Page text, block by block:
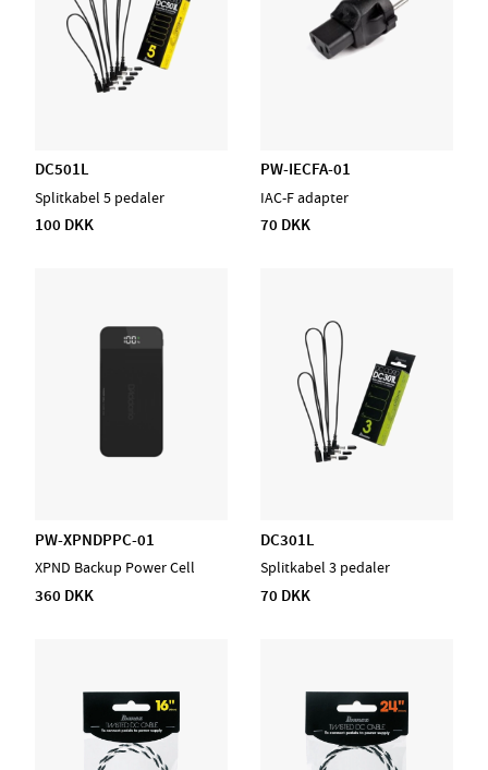
DC501L
Splitkabel 5 pedaler
100 DKK
PW-IECFA-01
IAC-F adapter
70 DKK
PW-XPNDPPC-01
XPND Backup Power Cell
360 DKK
DC301L
Splitkabel 3 pedaler
70 DKK